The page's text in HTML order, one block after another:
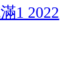
1 2022